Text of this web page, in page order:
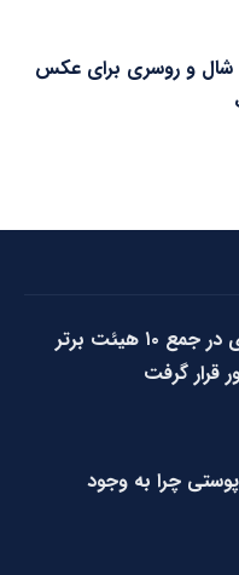
و روسری برای عکس
بیات: مرکزی در جمع ۱۰ هیئت برتر
قرار گرفت
چرا به وجود